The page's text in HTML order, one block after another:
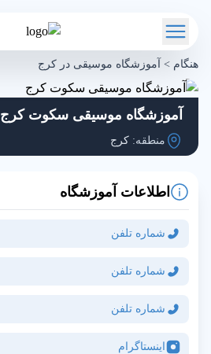
هنگام > آموزشگاه موسیقی در کرج
آموزشگاه موسیقی سکوت کرج
منطقه: کرج
اطلاعات آموزشگاه
شماره تلفن
شماره تلفن
شماره تلفن
اینستاگرام